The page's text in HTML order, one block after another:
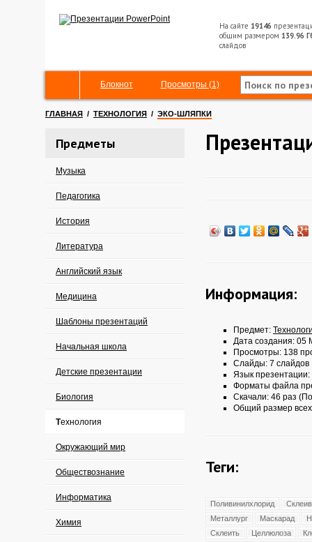
На сайте 19146
общим размером 139.96
слайдов
Блокнот Просмотры (1)
ГЛАВНАЯ / ТЕХНОЛОГИЯ / ЭКО-ШЛЯПКИ
Предметы
Музыка
Педагогика
История
Литература
Английский язык
Медицина
Шаблоны презентаций
Начальная школа
Детские презентации
Биология
Технология
Окружающий мир
Обществознание
Информатика
Химия
Информация:
Предмет:
Дата создания: 05
Просмотры: 138
Слайды: 7 слайдов
Язык презентации:
Форматы файла
Скачали: 46 раз
Общий размер
Теги:
Поливинилхлорид
Металлург
Маскарад
Склеить
Целлюлоза